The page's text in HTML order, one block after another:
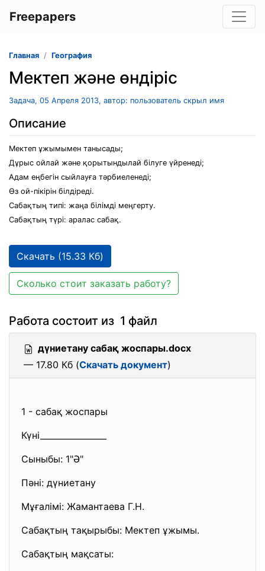
Freepapers
Главная География
Мектеп және өндіріс
Задача, 05 Апреля 2013, автор: пользователь скрыл имя
Описание
Мектеп ұжымымен танысады;
Дұрыс ойлай және қорытындылай білуге үйренеді;
Адам еңбегін сыйлауға тәрбиеленеді;
Өз ой-пікірін білдіреді.
Сабақтың типі: жаңа білімді меңгерту.
Сабақтың түрі: аралас сабақ.
Скачать (15.33 Кб)
Сколько стоит заказать работу?
Работа состоит из 1 файл
дүниетану сабақ жоспары.docx
— 17.80 Кб (Скачать документ)
1 - сабақ жоспары
Күні________________
Сыныбы: 1"Ә"
Пәні: дүниетану
Мұғалімі: Жамантаева Г.Н.
Сабақтың тақырыбы: Мектеп ұжымы.
Сабақтың мақсаты: